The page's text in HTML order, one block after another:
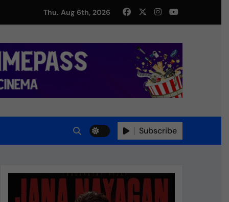
Thu. Aug 6th, 2026
Subscribe